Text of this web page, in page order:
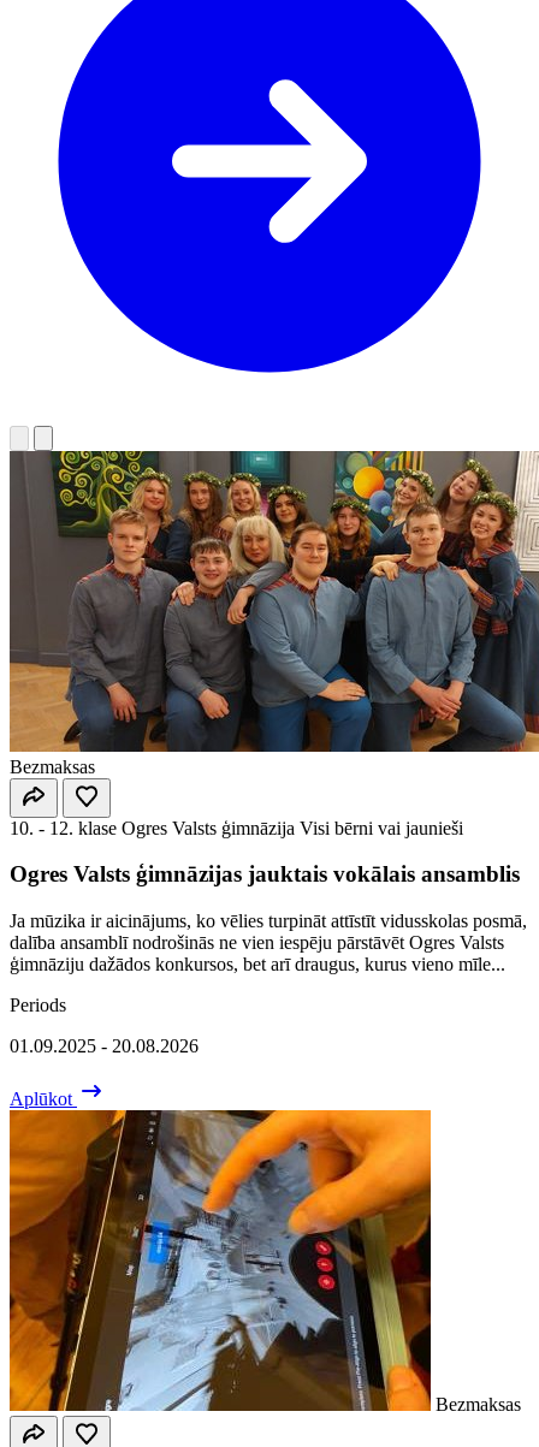
Bezmaksas
10. - 12. klase Ogres Valsts ģimnāzija Visi bērni vai jaunieši
Ogres Valsts ģimnāzijas jauktais vokālais ansamblis
Ja mūzika ir aicinājums, ko vēlies turpināt attīstīt vidusskolas posmā,
dalība ansamblī nodrošinās ne vien iespēju pārstāvēt Ogres Valsts
ģimnāziju dažādos konkursos, bet arī draugus, kurus vieno mīle...
Periods
01.09.2025 - 20.08.2026
Aplūkot
Bezmaksas